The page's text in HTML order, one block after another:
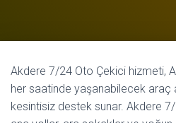
Akdere 7/24 Oto Çekici hizmeti,
her saatinde yaşanabilecek araç
kesintisiz destek sunar. Akdere